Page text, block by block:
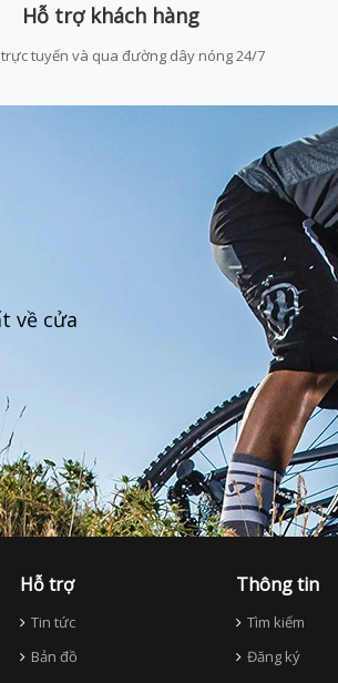
Hỗ trợ khách hàng
tuyến và qua đường dây nóng 24/7
về cửa
Hỗ trợ
Tin tức
Bản đồ
Thông tin
Tìm kiếm
Đăng ký